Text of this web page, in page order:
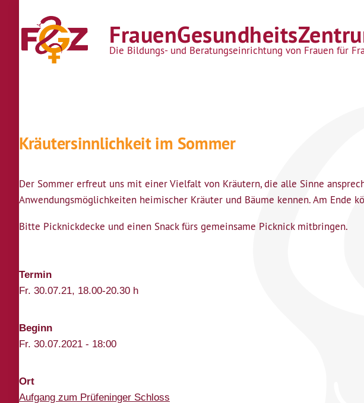
Die Bildungs- und Beratungseinrichtung von Frauen für
Kräutersinnlichkeit im Sommer
Der Sommer erfreut uns mit einer Vielfalt von Kräutern, die alle Sinne
Anwendungsmöglichkeiten heimischer Kräuter und Bäume kennen. Am Ende
Bitte Picknickdecke und einen Snack fürs gemeinsame Picknick mitbringen.
Termin
Fr. 30.07.21, 18.00-20.30 h
Beginn
Fr. 30.07.2021 - 18:00
Ort
Aufgang zum Prüfeninger Schloss